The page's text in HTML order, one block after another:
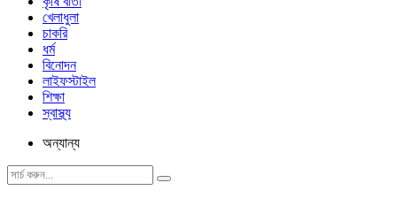
খেলাধুলা
চাকরি
ধর্ম
বিনোদন
লাইফস্টাইল
শিক্ষা
স্বাস্থ্য
অন্যান্য